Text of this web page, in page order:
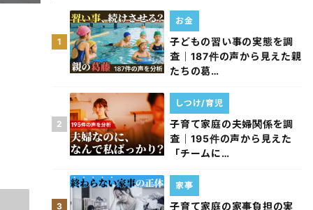
1
子どもの習い事の実態を調
査｜187件の声から見えた親
たちの葛…
お金
2
子育て家庭の夫婦関係を調
査｜195件の声から見えた
「チームに…
しつけ/育児
3 子育て家庭の家事負担の実
家事